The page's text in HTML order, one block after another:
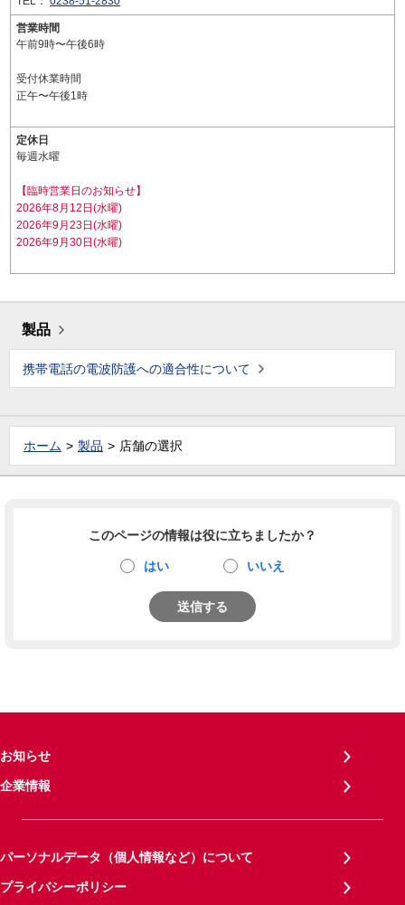
営業時間
午前9時〜午後6時
受付休業時間
正午〜午後1時
定休日
毎週水曜
【臨時営業日のお知らせ】
2026年8月12日(水曜)
2026年9月23日(水曜)
2026年9月30日(水曜)
製品
携帯電話の電波防護への適合性について
ホーム 製品 店舗の選択
このページの情報は役に立ちましたか？
はい いいえ
送信する
お知らせ
企業情報
パーソナルデータ（個人情報など）について
プライバシーポリシー